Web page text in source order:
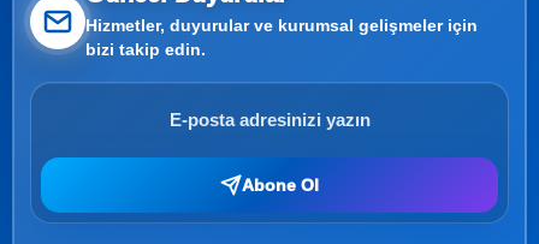
Hizmetler, duyurular ve kurumsal gelişmeler için
bizi takip edin.
Abone Ol